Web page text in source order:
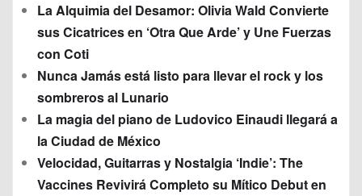
La Alquimia del Desamor: Olivia Wald Convierte
sus Cicatrices en ‘Otra Que Arde’ y Une Fuerzas
con Coti
Nunca Jamás está listo para llevar el rock y los
sombreros al Lunario
La magia del piano de Ludovico Einaudi llegará a
la Ciudad de México
Velocidad, Guitarras y Nostalgia ‘Indie’: The
Vaccines Revivirá Completo su Mítico Debut en